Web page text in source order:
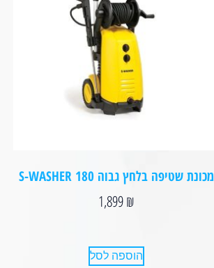
מכונת שטיפה בלחץ גבוה S-WASHER 180
1,899₪
הוספה לסל